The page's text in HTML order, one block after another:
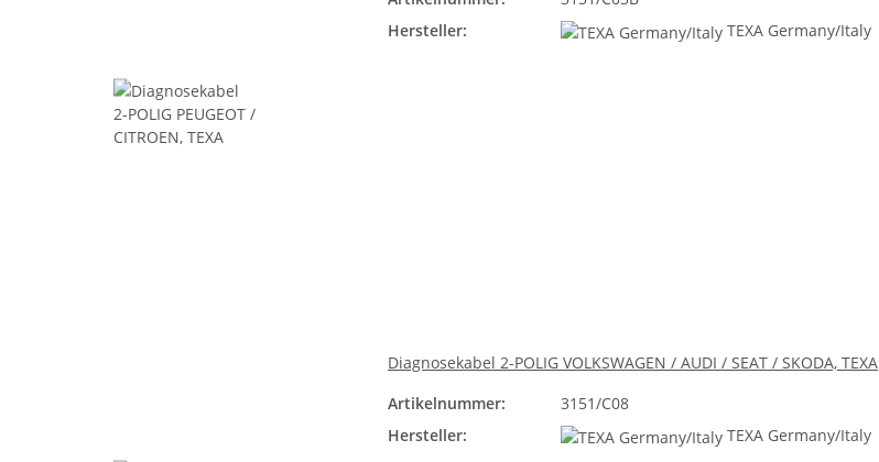
Hersteller:
TEXA Germany/Italy
Diagnosekabel 2-POLIG VOLKSWAGEN / AUDI / SEAT / SKODA, TEXA
Artikelnummer:
3151/C08
Hersteller:
TEXA Germany/Italy